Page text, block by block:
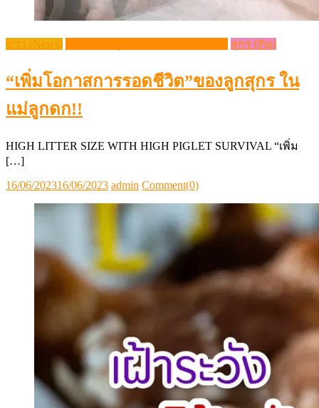
ข่าว (News) สุกร (Pig)
“เพิ่มโอกาสการรอดชีวิต”ของลูกสุกร ใน
แม่ลูกดก!!
HIGH LITTER SIZE WITH HIGH PIGLET SURVIVAL “เพิ่ม
[…]
Posted
16/06/202316/06/2023 Author
admin Comment(0)